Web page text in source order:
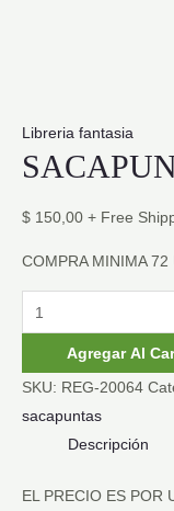
Libreria fantasia
$ 150,00 + Free
COMPRA MINIMA 72
SACAPUNTAS
cantidad
Agregar Al
SKU: REG-20064
sacapuntas
Descripción
EL PRECIO ES POR